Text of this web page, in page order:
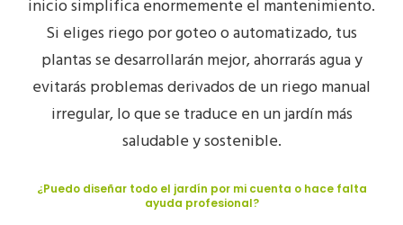
inicio simplifica enormemente el mantenimiento.
Si eliges riego por goteo o automatizado, tus
plantas se desarrollarán mejor, ahorrarás agua y
evitarás problemas derivados de un riego manual
irregular, lo que se traduce en un jardín más
saludable y sostenible.
¿Puedo diseñar todo el jardín por mi cuenta o hace falta
ayuda profesional?